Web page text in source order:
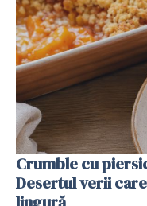
Crumble cu
Desertul verii